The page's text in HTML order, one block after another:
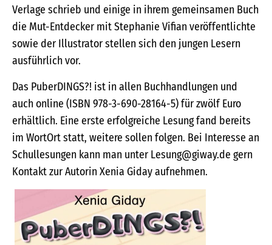
Verlage schrieb und einige in ihrem gemeinsamen Buch
die Mut-Entdecker mit Stephanie Vifian veröffentlichte
sowie der Illustrator stellen sich den jungen Lesern
ausführlich vor.
Das PuberDINGS?! ist in allen Buchhandlungen und
auch online (ISBN 978-3-690-28164-5) für zwölf Euro
erhältlich. Eine erste erfolgreiche Lesung fand bereits
im WortOrt statt, weitere sollen folgen. Bei Interesse an
Schullesungen kann man unter Lesung@giway.de gern
Kontakt zur Autorin Xenia Giday aufnehmen.